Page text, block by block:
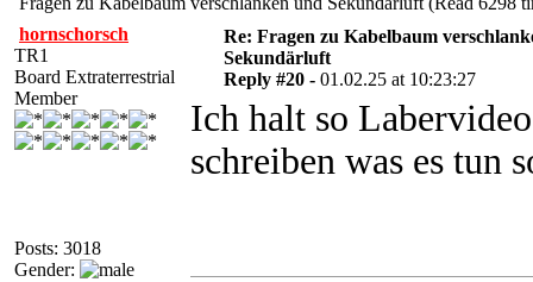
hornschorsch
TR1
Board Extraterrestrial
Member
Posts: 3018
Gender:
Re: Fragen zu Kabelbaum
Sekundärluft
Reply #20 - 01.02.25 at 10:23:27
Ich halt so
schreiben was es tun